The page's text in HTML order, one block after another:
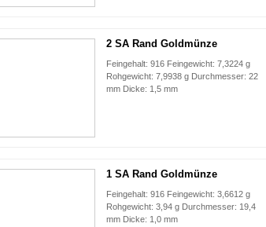
2 SA Rand Goldmünze
Feingehalt: 916 Feingewicht: 7,3224 g
Rohgewicht: 7,9938 g Durchmesser: 22
mm Dicke: 1,5 mm
1 SA Rand Goldmünze
Feingehalt: 916 Feingewicht: 3,6612 g
Rohgewicht: 3,94 g Durchmesser: 19,4
mm Dicke: 1,0 mm